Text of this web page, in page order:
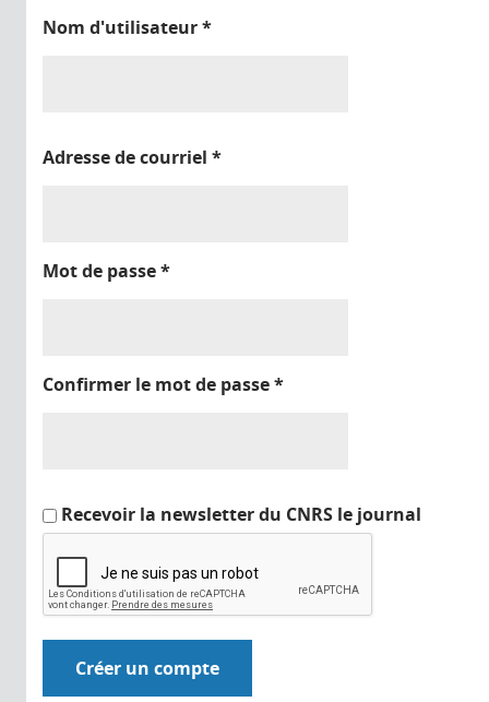
Nom d'utilisateur*
Adresse de courriel *
Mot de passe*
Confirmer le mot de passe*
Recevoir la newsletter du CNRS le journal